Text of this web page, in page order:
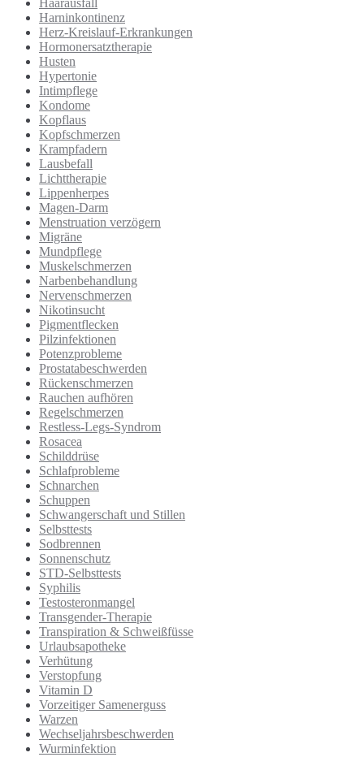
Haarausfall
Harninkontinenz
Herz-Kreislauf-Erkrankungen
Hormonersatztherapie
Husten
Hypertonie
Intimpflege
Kondome
Kopflaus
Kopfschmerzen
Krampfadern
Lausbefall
Lichttherapie
Lippenherpes
Magen-Darm
Menstruation verzögern
Migräne
Mundpflege
Muskelschmerzen
Narbenbehandlung
Nervenschmerzen
Nikotinsucht
Pigmentflecken
Pilzinfektionen
Potenzprobleme
Prostatabeschwerden
Rückenschmerzen
Rauchen aufhören
Regelschmerzen
Restless-Legs-Syndrom
Rosacea
Schilddrüse
Schlafprobleme
Schnarchen
Schuppen
Schwangerschaft und Stillen
Selbsttests
Sodbrennen
Sonnenschutz
STD-Selbsttests
Syphilis
Testosteronmangel
Transgender-Therapie
Transpiration & Schweißfüsse
Urlaubsapotheke
Verhütung
Verstopfung
Vitamin D
Vorzeitiger Samenerguss
Warzen
Wechseljahrsbeschwerden
Wurminfektion